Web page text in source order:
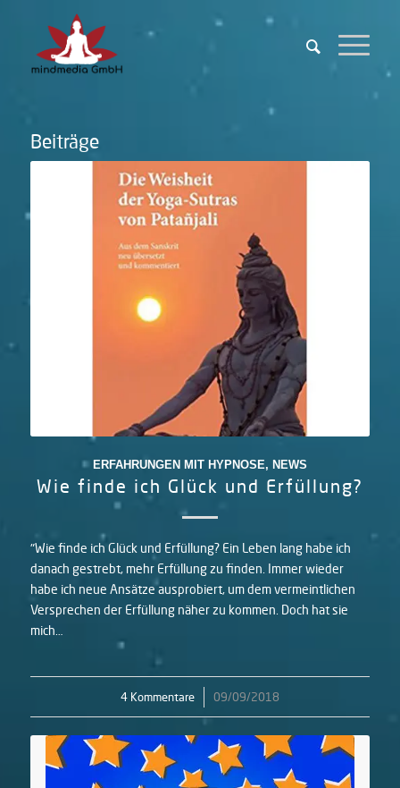
Beiträge
ERFAHRUNGEN MIT HYPNOSE, NEWS
Wie finde ich Glück und Erfüllung?
"Wie finde ich Glück und Erfüllung? Ein Leben lang habe ich
danach gestrebt, mehr Erfüllung zu finden. Immer wieder
habe ich neue Ansätze ausprobiert, um dem vermeintlichen
Versprechen der Erfüllung näher zu kommen. Doch hat sie
mich…
4 Kommentare
/ 09/09/2018